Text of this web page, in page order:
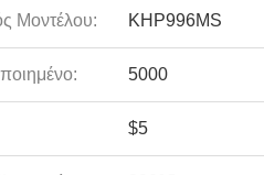
Μοντέλου: KHP996MS
5000
$5